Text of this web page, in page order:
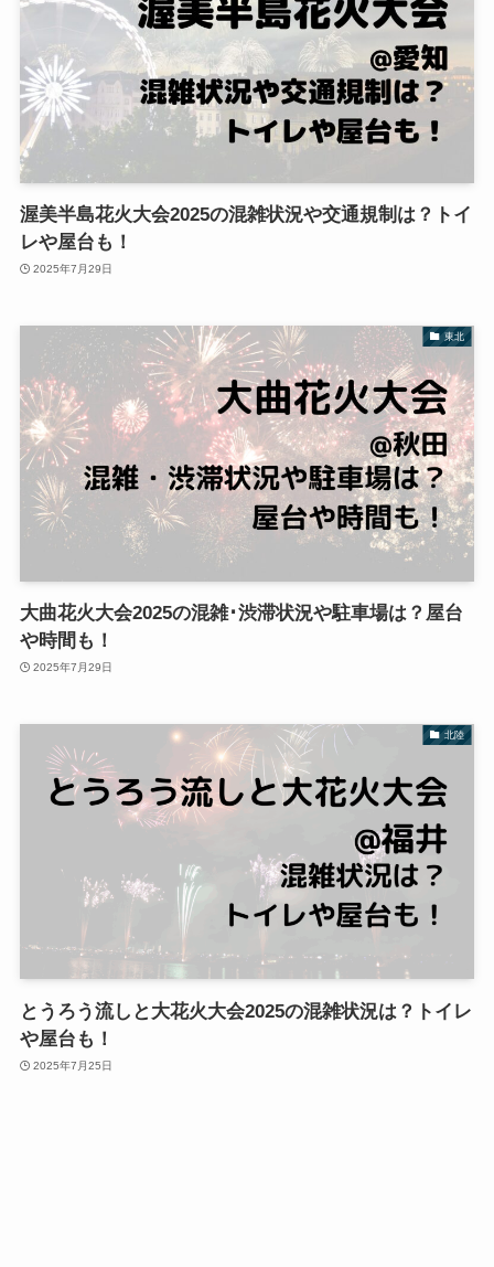
渥美半島花火大会2025の混雑状況や交通規制は？トイ
レや屋台も！
2025年7月29日
東北
大曲花火大会2025の混雑･渋滞状況や駐車場は？屋台
や時間も！
2025年7月29日
北陸
とうろう流しと大花火大会2025の混雑状況は？トイレ
や屋台も！
2025年7月25日